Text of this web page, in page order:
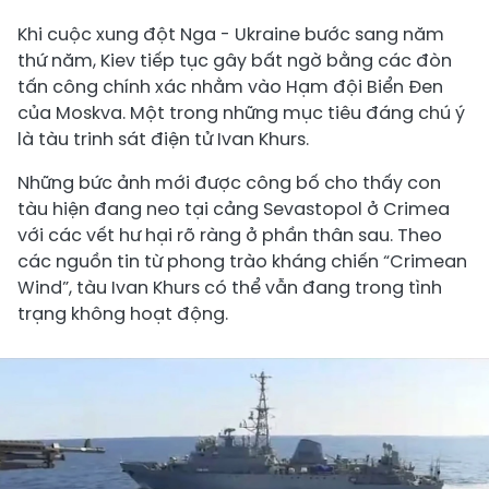
Khi cuộc xung đột Nga - Ukraine bước sang năm
thứ năm, Kiev tiếp tục gây bất ngờ bằng các đòn
tấn công chính xác nhằm vào Hạm đội Biển Đen
của Moskva. Một trong những mục tiêu đáng chú ý
là tàu trinh sát điện tử Ivan Khurs.
Những bức ảnh mới được công bố cho thấy con
tàu hiện đang neo tại cảng Sevastopol ở Crimea
với các vết hư hại rõ ràng ở phần thân sau. Theo
các nguồn tin từ phong trào kháng chiến “Crimean
Wind”, tàu Ivan Khurs có thể vẫn đang trong tình
trạng không hoạt động.